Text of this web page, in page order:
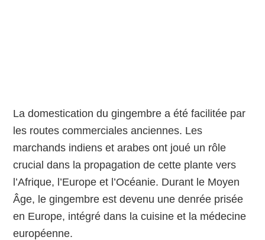
La domestication du gingembre a été facilitée par
les routes commerciales anciennes. Les
marchands indiens et arabes ont joué un rôle
crucial dans la propagation de cette plante vers
l’Afrique, l’Europe et l’Océanie. Durant le Moyen
Âge, le gingembre est devenu une denrée prisée
en Europe, intégré dans la cuisine et la médecine
européenne.